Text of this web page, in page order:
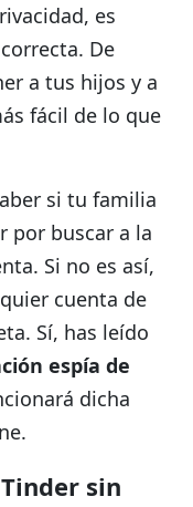
es
De
a tus hijos y a
fácil de lo que
si tu familia
por buscar a la
Si no es así,
cuenta de
Sí, has leído
espía de
dicha
sin